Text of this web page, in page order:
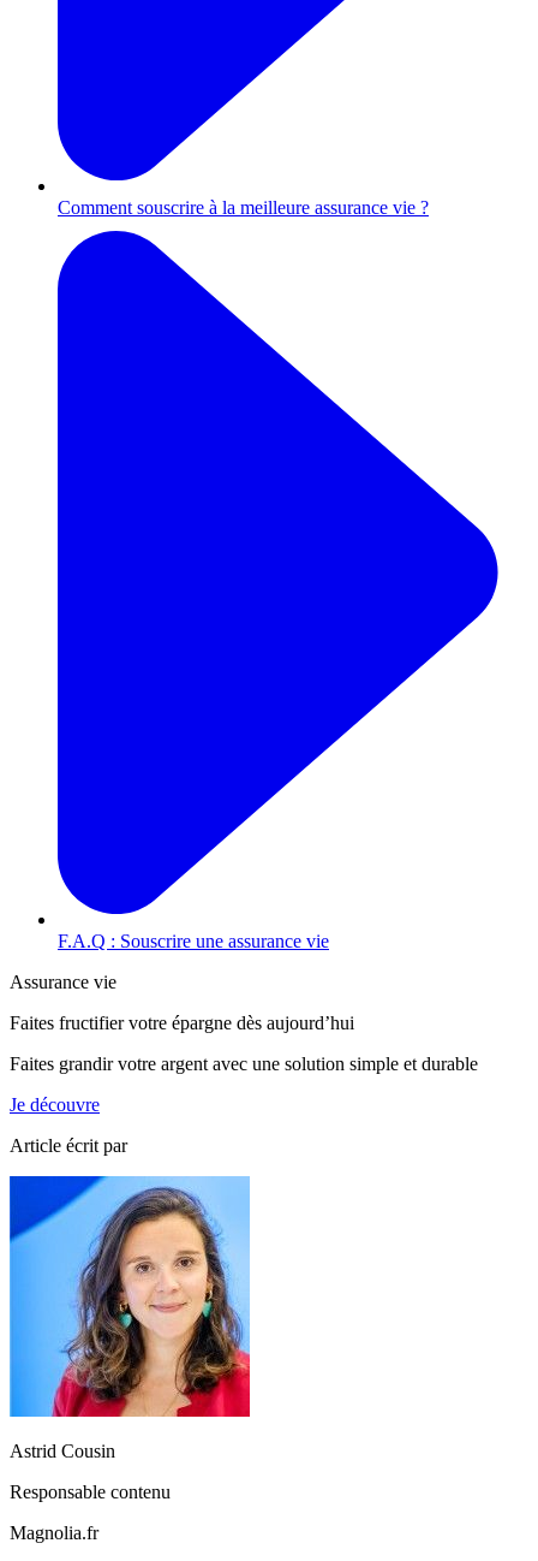
Comment souscrire à la meilleure assurance vie ?
F.A.Q : Souscrire une assurance vie
Assurance vie
Faites fructifier votre épargne dès aujourd’hui
Faites grandir votre argent avec une solution simple et durable
Je découvre
Article écrit par
Astrid Cousin
Responsable contenu
Magnolia.fr